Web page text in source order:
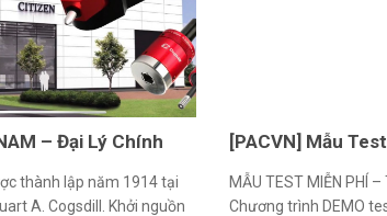
– Đại Lý Chính
thành lập năm 1914 tại
A. Cogsdill. Khởi nguồn
[PACVN] Mẫu
cắt 3M 51778
MẪU TEST MIỄN PHÍ
Chương trình DEMO